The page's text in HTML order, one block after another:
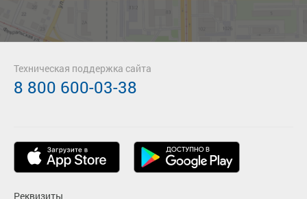
Реквизиты
Техническая поддержка сайта
8 800 600-03-38